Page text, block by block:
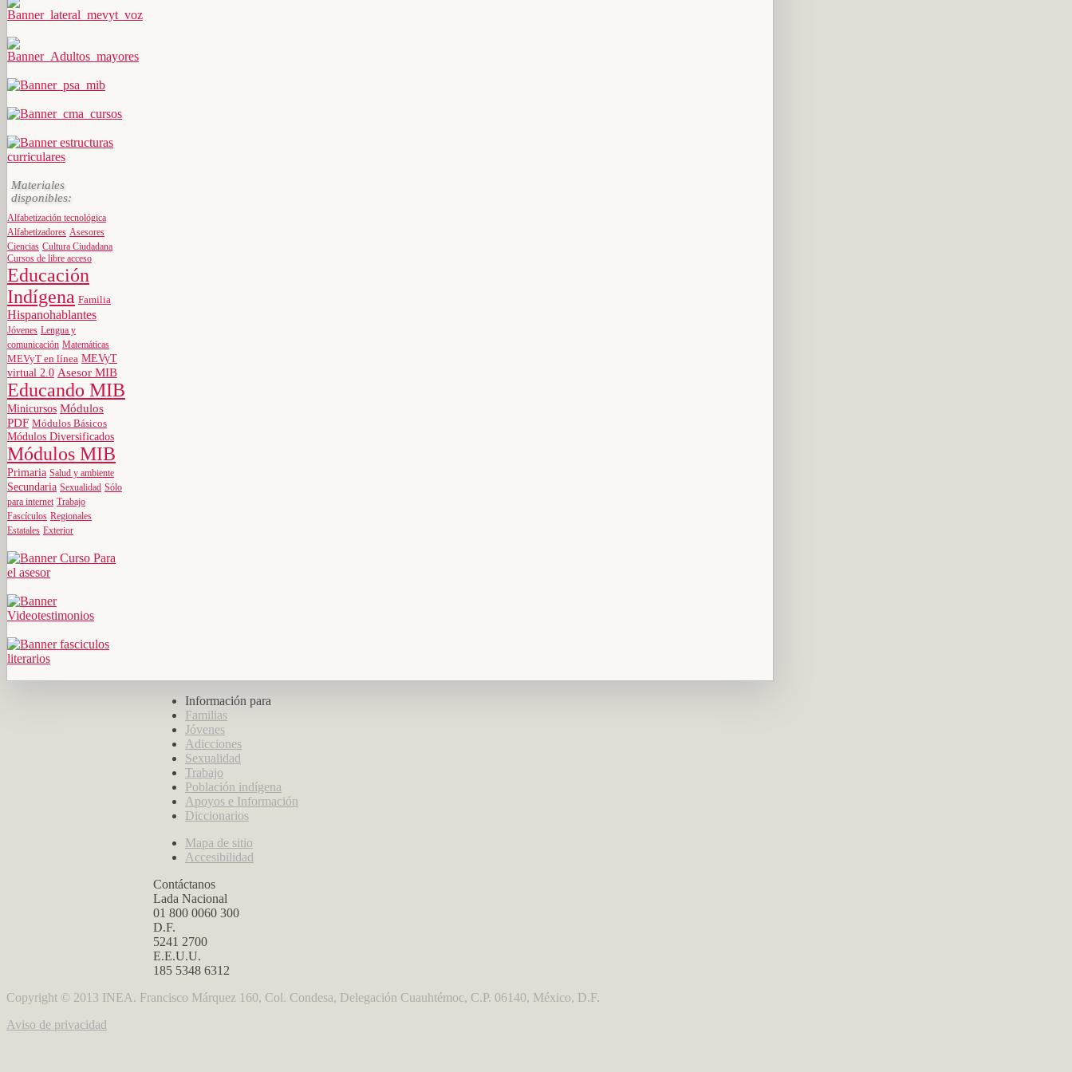
Materiales
disponibles:
Alfabetización tecnológica
Alfabetizadores Asesores
Ciencias Cultura Ciudadana
Cursos de libre acceso
Educación
Indígena Familia
Hispanohablantes
Jóvenes Lengua y
comunicación Matemáticas
MEVyT en línea MEVyT
virtual 2.0 Asesor MIB
Educando MIB
Minicursos Módulos
PDF Módulos Básicos
Módulos Diversificados
Módulos MIB
Primaria Salud y ambiente
Secundaria Sexualidad Sólo
para internet Trabajo
Fascículos Regionales
Estatales Exterior
Información para
Familias
Jóvenes
Adicciones
Sexualidad
Trabajo
Población indígena
Apoyos e Información
Diccionarios
Mapa de sitio
Accesibilidad
Contáctanos
Lada Nacional
01 800 0060 300
D.F.
5241 2700
E.E.U.U.
185 5348 6312
Copyright © 2013 INEA. Francisco Márquez 160, Col. Condesa, Delegación Cuauhtémoc, C.P. 06140, México, D.F.
Aviso de privacidad